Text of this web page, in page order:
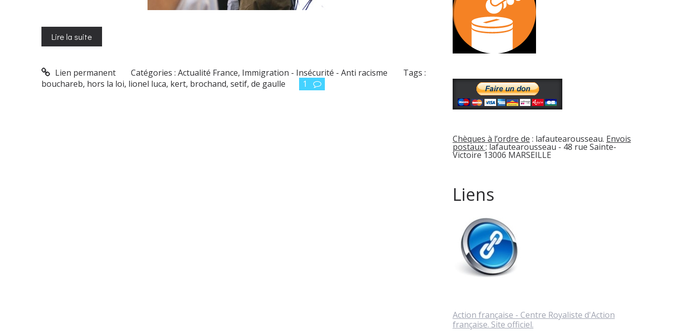
Lire la suite
Lien permanent Catégories :Actualité France, Immigration - Insécurité - Anti racisme
Tags :
bouchareb, hors la loi, lionel luca, kert, brochand, setif, de gaulle 1
Chèques à l’ordre de : lafautearousseau. Envois
postaux: lafautearousseau - 48 rue Sainte-
Victoire 13006 MARSEILLE
Liens
Action française - Centre Royaliste d'Action
française. Site officiel.